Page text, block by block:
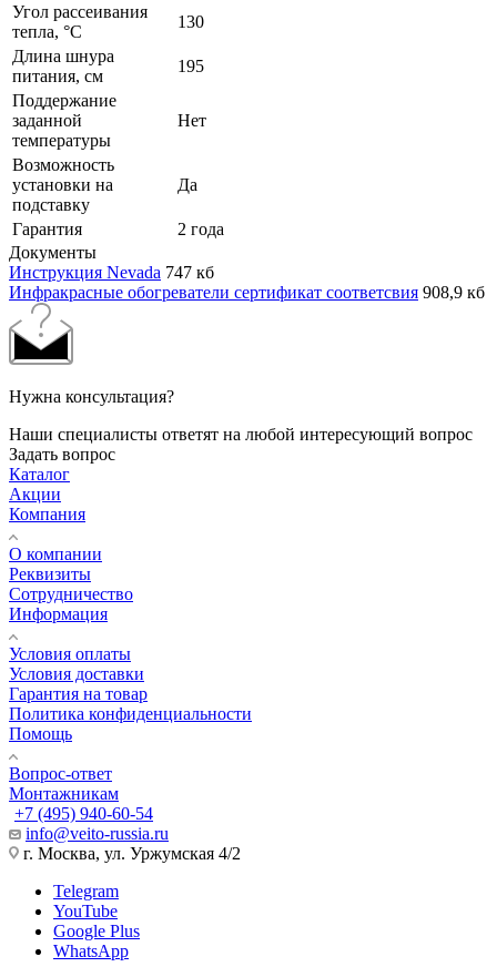
Угол рассеивания
тепла, °C
130
Длина шнура
питания, см
195
Поддержание
заданной
температуры
Нет
Возможность
установки на
подставку
Да
Гарантия
2 года
Документы
Инструкция Nevada 747 кб
Инфракрасные обогреватели сертификат соответсвия 908,9 кб
Нужна консультация?
Наши специалисты ответят на любой интересующий вопрос
Задать вопрос
Каталог
Акции
Компания
О компании
Реквизиты
Сотрудничество
Информация
Условия оплаты
Условия доставки
Гарантия на товар
Политика конфиденциальности
Помощь
Вопрос-ответ
Монтажникам
+7 (495) 940-60-54
info@veito-russia.ru
г. Москва, ул. Уржумская 4/2
Telegram
YouTube
Google Plus
WhatsApp